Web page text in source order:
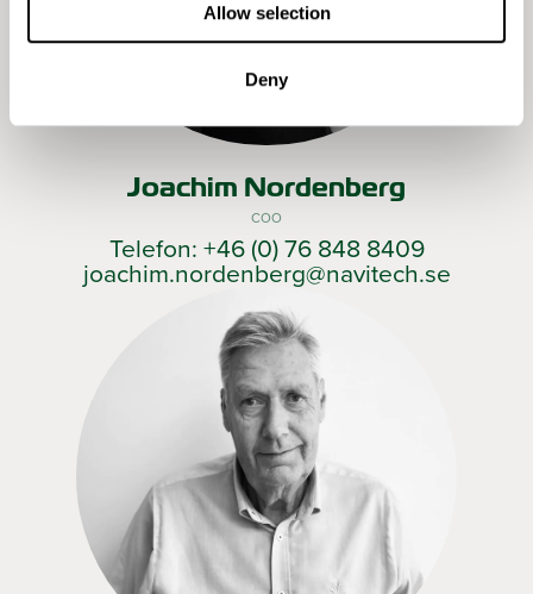
Allow selection
Deny
Joachim Nordenberg
COO
Telefon: +46 (0) 76 848 8409
joachim.nordenberg@navitech.se